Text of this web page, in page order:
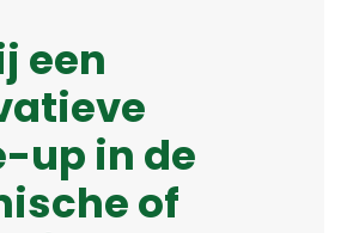
een
up in de
of